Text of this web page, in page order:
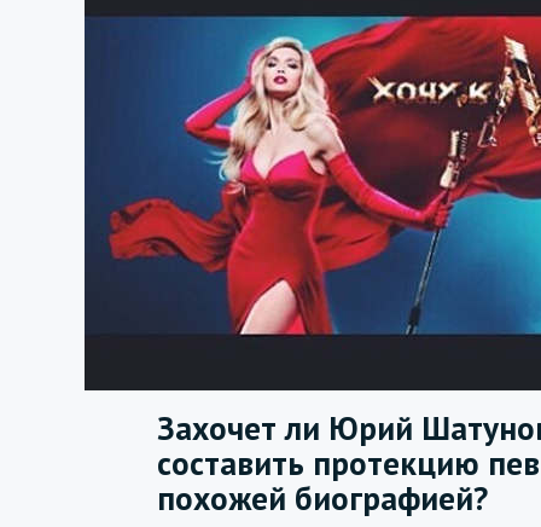
Захочет ли Юрий
составить протекцию
похожей биографией?